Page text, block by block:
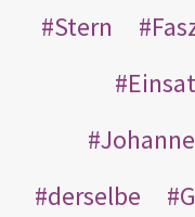
Stern
derselbe